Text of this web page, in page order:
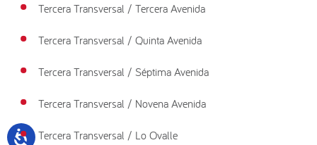
Tercera Transversal / Tercera Avenida
Tercera Transversal / Quinta Avenida
Tercera Transversal / Séptima Avenida
Tercera Transversal / Novena Avenida
Tercera Transversal / Lo Ovalle